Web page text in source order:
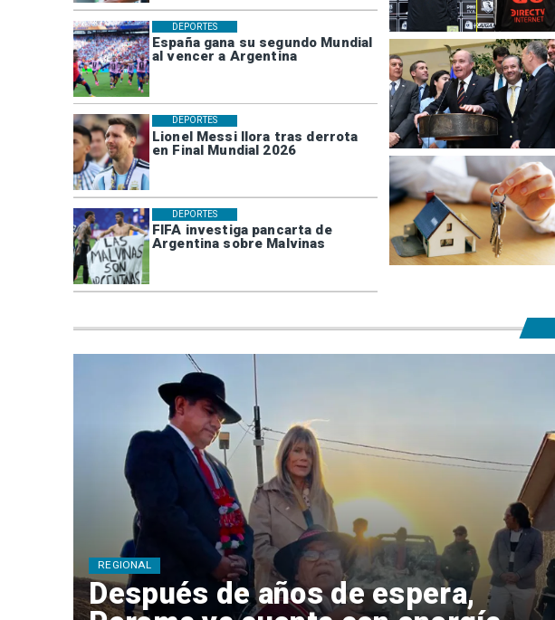
España gana su segundo Mundial
al vencer a Argentina
DEPORTES
Lionel Messi llora tras derrota
en Final Mundial 2026
DEPORTES
FIFA investiga pancarta de
Argentina sobre Malvinas
DEPORTES
Después de años de espera,
REGIONAL